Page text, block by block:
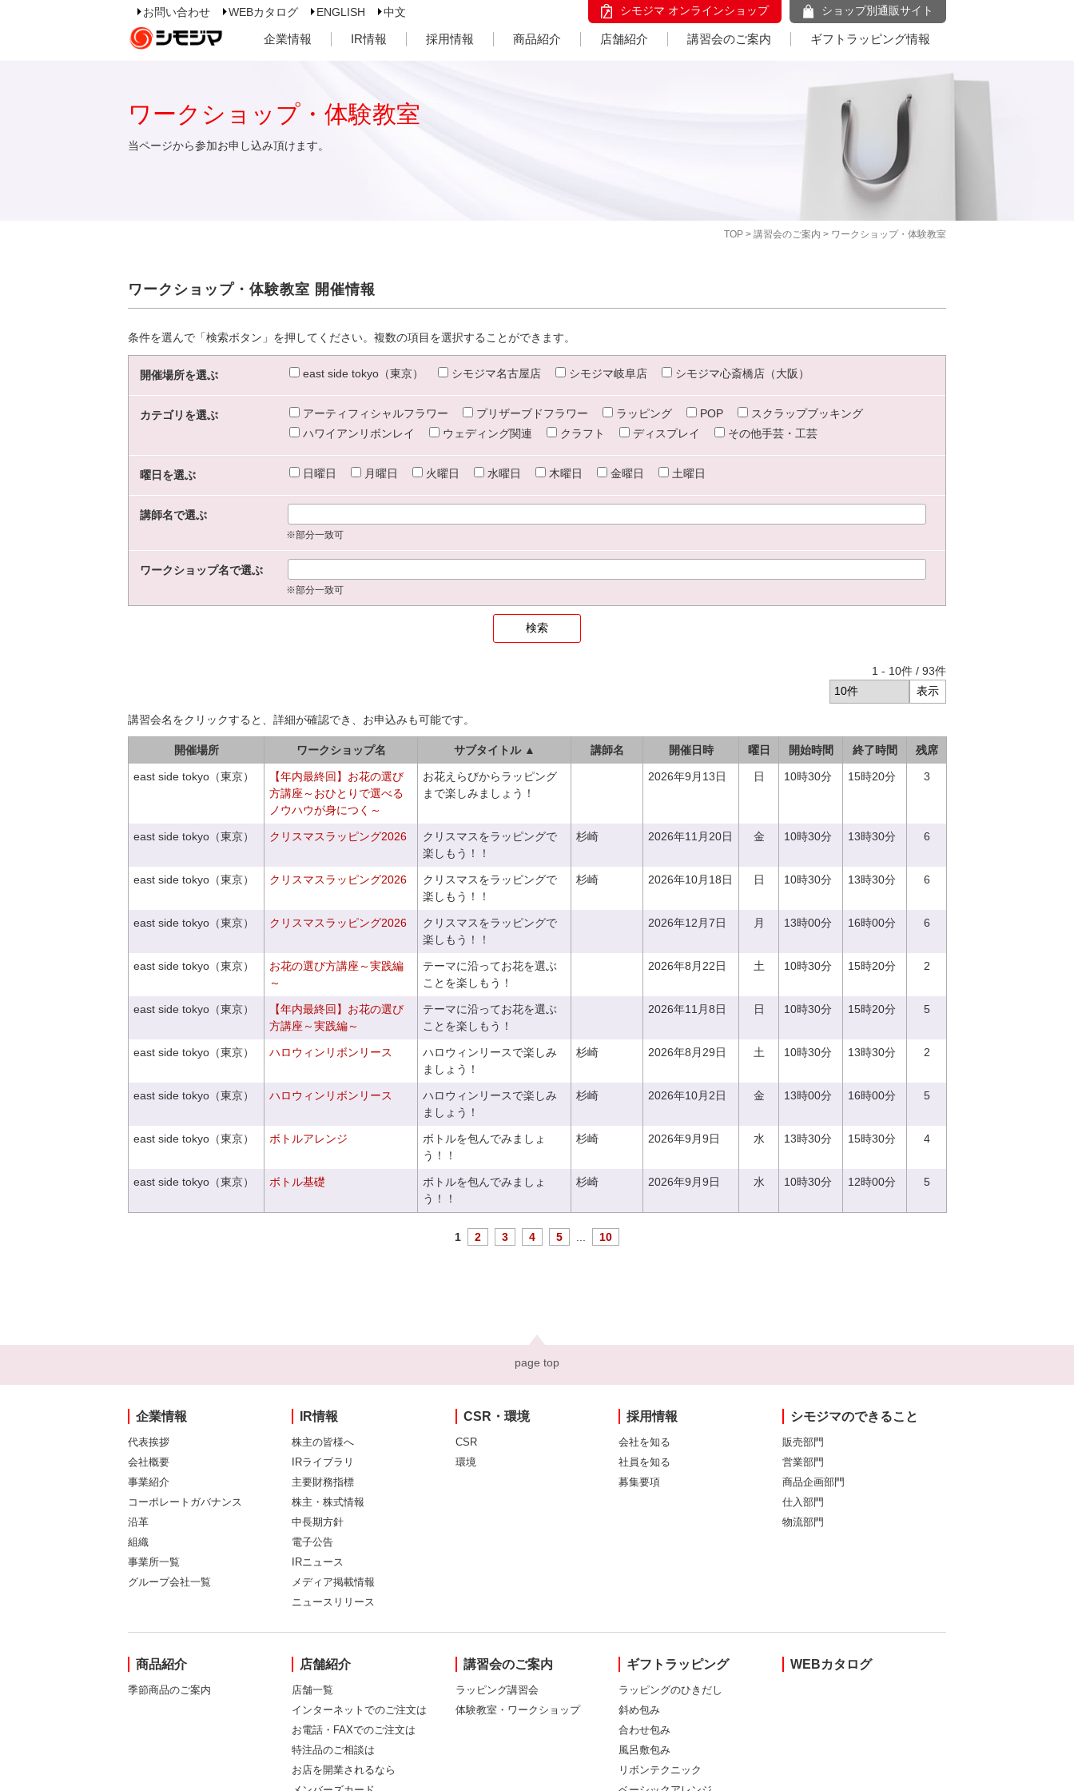
お問い合わせ WEBカタログ ENGLISH 中文 シモジマ オンラインショップ ショップ別通販サイト
企業情報 IR情報 採用情報 商品紹介 店舗紹介 講習会のご案内 ギフトラッピング情報
TOP > 講習会のご案内 > ワークショップ・体験教室
ワークショップ・体験教室
当ページから参加お申し込み頂けます。
ワークショップ・体験教室 開催情報
条件を選んで「検索ボタン」を押してください。複数の項目を選択することができます。
開催場所を選ぶ east side tokyo（東京） シモジマ名古屋店 シモジマ岐阜店 シモジマ心斎橋店（大阪）
カテゴリを選ぶ アーティフィシャルフラワー プリザーブドフラワー ラッピング POP
スクラップブッキング
ハワイアンリボンレイ
ウェディング関連 クラフト ディスプレイ その他手芸・工芸
曜日を選ぶ 日曜日 月曜日 火曜日 水曜日 木曜日 金曜日 土曜日
講師名で選ぶ
※部分一致可
ワークショップ名で選ぶ
※部分一致可
1 - 10件 / 93件
講習会名をクリックすると、詳細が確認でき、お申込みも可能です。
開催場所 ワークショップ名 サブタイトル ▲ 講師名 開催日時 曜日 開始時間 終了時間 残席
east side tokyo（東京）
【年内最終回】お花の選び
方講座～おひとりで選べる
ノウハウが身につく～
お花えらびからラッピング
まで楽しみましょう！
2026年9月13日 日 10時30分 15時20分 3
east side tokyo（東京） クリスマスラッピング2026
クリスマスをラッピングで
楽しもう！！
杉崎 2026年11月20日 金 10時30分 13時30分 6
east side tokyo（東京） クリスマスラッピング2026
クリスマスをラッピングで
楽しもう！！
杉崎 2026年10月18日 日 10時30分 13時30分 6
east side tokyo（東京） クリスマスラッピング2026
クリスマスをラッピングで
楽しもう！！
2026年12月7日 月 13時00分 16時00分 6
east side tokyo（東京）
お花の選び方講座～実践編
～
テーマに沿ってお花を選ぶ
ことを楽しもう！
2026年8月22日 土 10時30分 15時20分 2
east side tokyo（東京）
【年内最終回】お花の選び
方講座～実践編～
テーマに沿ってお花を選ぶ
ことを楽しもう！
2026年11月8日 日 10時30分 15時20分 5
east side tokyo（東京） ハロウィンリボンリース
ハロウィンリースで楽しみ
ましょう！
杉崎 2026年8月29日 土 10時30分 13時30分 2
east side tokyo（東京） ハロウィンリボンリース
ハロウィンリースで楽しみ
ましょう！
杉崎 2026年10月2日 金 13時00分 16時00分 5
east side tokyo（東京） ボトルアレンジ
ボトルを包んでみましょ
う！！
杉崎 2026年9月9日 水 13時30分 15時30分 4
east side tokyo（東京） ボトル基礎
ボトルを包んでみましょ
う！！
杉崎 2026年9月9日 水 10時30分 12時00分 5
1 2 3 4 5 10
page top
企業情報
代表挨拶
会社概要
事業紹介
コーポレートガバナンス
沿革
組織
事業所一覧
グループ会社一覧
IR情報
株主の皆様へ
IRライブラリ
主要財務指標
株主・株式情報
中長期方針
電子公告
IRニュース
メディア掲載情報
ニュースリリース
CSR・環境
CSR
環境
採用情報
会社を知る
社員を知る
募集要項
シモジマのできること
販売部門
営業部門
商品企画部門
仕入部門
物流部門
商品紹介
季節商品のご案内
店舗紹介
店舗一覧
インターネットでのご注文は
お電話・FAXでのご注文は
特注品のご相談は
お店を開業されるなら
講習会のご案内
ラッピング講習会
体験教室・ワークショップ
ギフトラッピング
ラッピングのひきだし
斜め包み
合わせ包み
風呂敷包み
リボンテクニック
WEBカタログ